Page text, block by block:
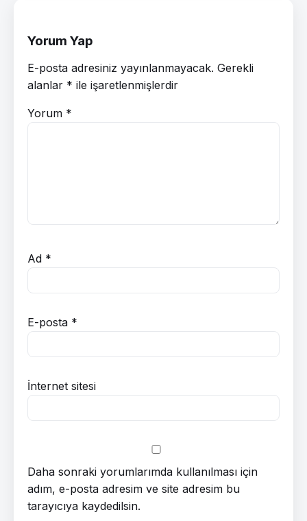
Yorum Yap
E-posta adresiniz yayınlanmayacak. Gerekli
alanlar * ile işaretlenmişlerdir
Yorum *
Ad *
E-posta *
İnternet sitesi
Daha sonraki yorumlarımda kullanılması için
adım, e-posta adresim ve site adresim bu
tarayıcıya kaydedilsin.